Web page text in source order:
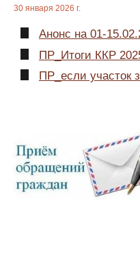
30 января 2026 г.
Анонс на 01-
ПР_Итоги ККР
ПР_если участок